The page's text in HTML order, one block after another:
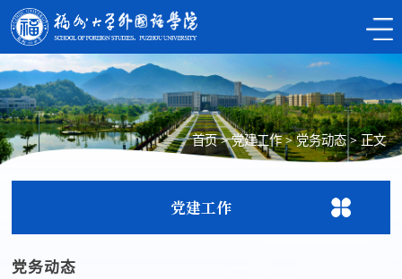
首页>党建工作>党务动态>正文
党建工作
党务动态